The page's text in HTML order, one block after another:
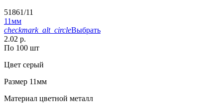
51861/11
11мм
checkmark_alt_circleВыбрать
2.02 р.
По 100 шт
Цвет серый
Размер 11мм
Материал цветной металл